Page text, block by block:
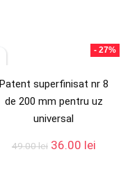
- 27%
Patent superfinisat nr 8
de 200 mm pentru uz
universal
49.00lei 36.00 lei